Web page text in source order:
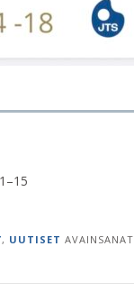
, UUTISET AVAINSANAT